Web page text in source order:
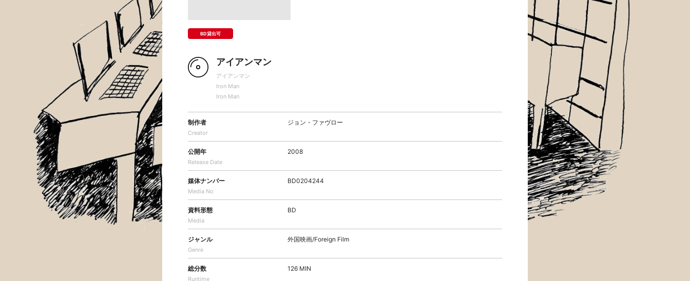
BD貸出可
アイアンマン
アイアンマン
Iron Man
Iron Man
制作者
Creator
ジョン・ファヴロー
公開年
Release Date
2008
媒体ナンバー
Media No
BD0204244
資料形態
Media
BD
ジャンル
Genre
外国映画/Foreign Film
総分数
Runtime
126 MIN